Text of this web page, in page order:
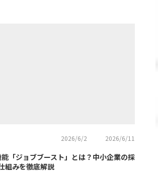
2026/6/2 2026/6/11
「ジョブブースト」とは？中小企業の採
組みを徹底解説